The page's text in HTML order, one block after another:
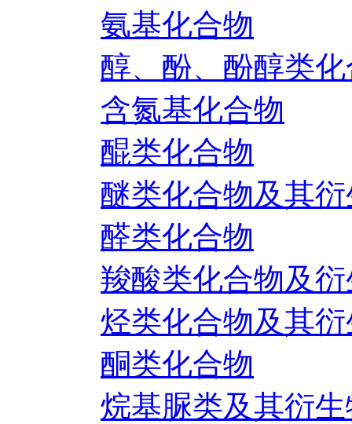
氨基化合物
醇、酚、酚醇类
含氮基化合物
醌类化合物
醚类化合物及其
醛类化合物
羧酸类化合物及
烃类化合物及其
酮类化合物
烷基脲类及其衍